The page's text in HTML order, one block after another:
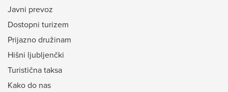
Javni prevoz
Dostopni turizem
Prijazno družinam
Hišni ljubljenčki
Turistična taksa
Kako do nas